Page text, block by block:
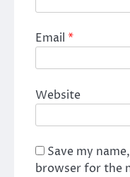
Email *
Website
Save my
browser for the